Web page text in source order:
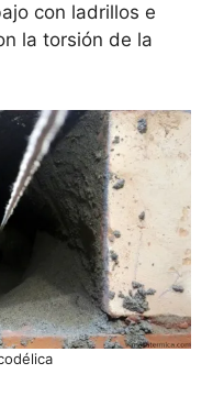
con ladrillos e
la torsión de la